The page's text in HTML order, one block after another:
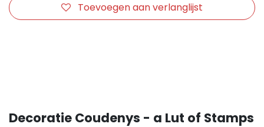
Toevoegen aan verlanglijst
Decoratie Coudenys - a Lut of Stamps